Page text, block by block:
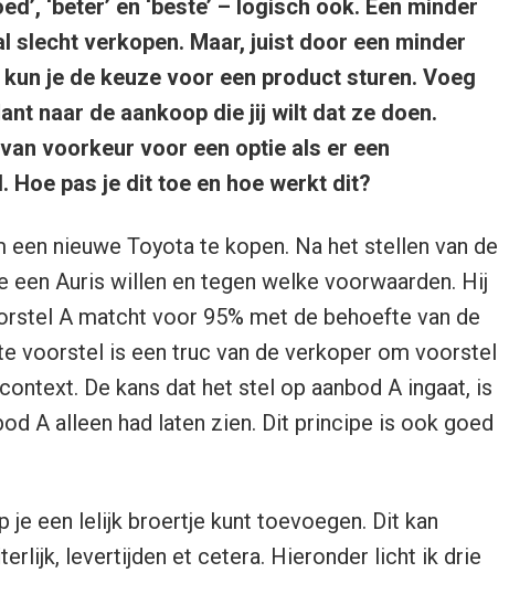
‘beter’ en ‘beste’ – logisch ook. Een minder
slecht verkopen. Maar, juist door een minder
je de keuze voor een product sturen. Voeg
naar de aankoop die jij wilt dat ze doen.
voorkeur voor een optie als er een
pas je dit toe en hoe werkt dit?
nieuwe Toyota te kopen. Na het stellen van de
Auris willen en tegen welke voorwaarden. Hij
A matcht voor 95% met de behoefte van de
voorstel is een truc van de verkoper om voorstel
De kans dat het stel op aanbod A ingaat, is
A alleen had laten zien. Dit principe is ook goed
je een lelijk broertje kunt toevoegen. Dit kan
levertijden et cetera. Hieronder licht ik drie